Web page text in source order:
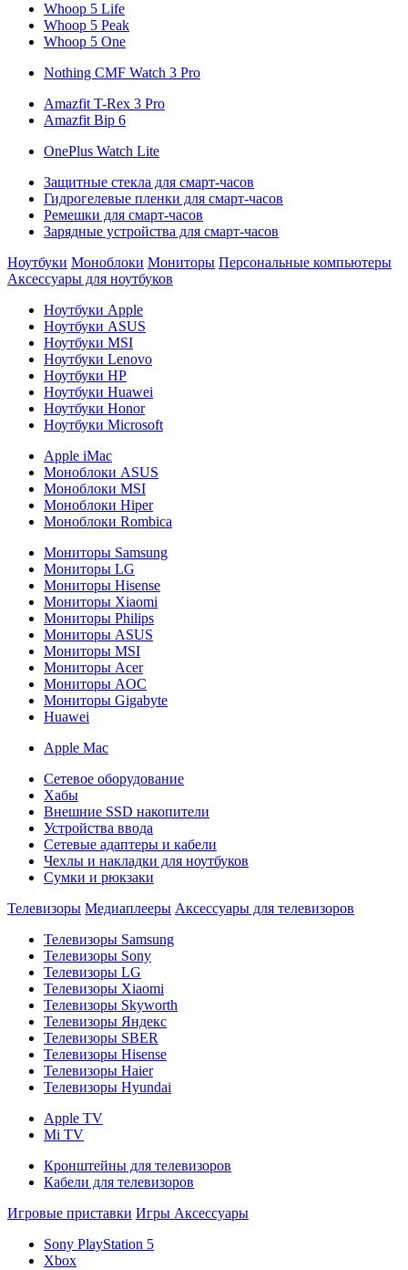
Whoop 5 Life
Whoop 5 Peak
Whoop 5 One
Nothing CMF Watch 3 Pro
Amazfit T-Rex 3 Pro
Amazfit Bip 6
OnePlus Watch Lite
Защитные стекла для смарт-часов
Гидрогелевые пленки для смарт-часов
Ремешки для смарт-часов
Зарядные устройства для смарт-часов
Ноутбуки Моноблоки Мониторы Персональные компьютеры
Аксессуары для ноутбуков
Ноутбуки Apple
Ноутбуки ASUS
Ноутбуки MSI
Ноутбуки Lenovo
Ноутбуки HP
Ноутбуки Huawei
Ноутбуки Honor
Ноутбуки Microsoft
Apple iMac
Моноблоки ASUS
Моноблоки MSI
Моноблоки Hiper
Моноблоки Rombica
Мониторы Samsung
Мониторы LG
Мониторы Hisense
Мониторы Xiaomi
Мониторы Philips
Мониторы ASUS
Мониторы MSI
Мониторы Acer
Мониторы AOC
Мониторы Gigabyte
Huawei
Apple Mac
Сетевое оборудование
Хабы
Внешние SSD накопители
Устройства ввода
Сетевые адаптеры и кабели
Чехлы и накладки для ноутбуков
Сумки и рюкзаки
Телевизоры Медиаплееры Аксессуары для телевизоров
Телевизоры Samsung
Телевизоры Sony
Телевизоры LG
Телевизоры Xiaomi
Телевизоры Skyworth
Телевизоры Яндекс
Телевизоры SBER
Телевизоры Hisense
Телевизоры Haier
Телевизоры Hyundai
Apple TV
Mi TV
Кронштейны для телевизоров
Кабели для телевизоров
Игровые приставки Игры Аксессуары
Sony PlayStation 5
Xbox